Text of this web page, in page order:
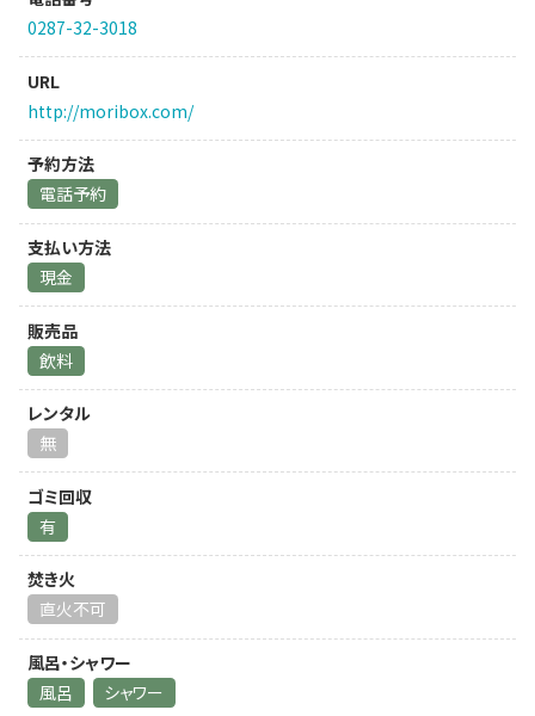
0287-32-3018
URL
http://moribox.com/
予約方法
電話予約
支払い方法
現金
販売品
飲料
レンタル
無
ゴミ回収
有
焚き火
直火不可
風呂・シャワー
風呂
シャワー